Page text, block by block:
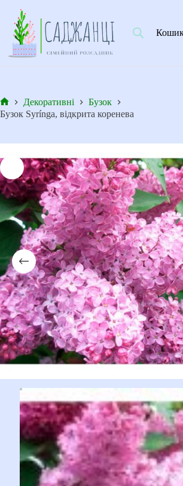
вмісту
Головна
Декоративні
Бузок
Бузок Syrínga, відкрита коренева